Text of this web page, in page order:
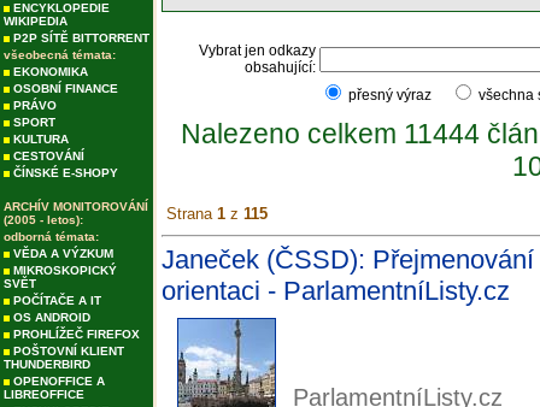
ENCYKLOPEDIE
WIKIPEDIA
P2P SÍTĚ BITTORRENT
všeobecná témata:
EKONOMIKA
OSOBNÍ FINANCE
PRÁVO
SPORT
KULTURA
CESTOVÁNÍ
ČÍNSKÉ E-SHOPY
ARCHÍV MONITOROVÁNÍ
(2005 - letos):
odborná témata:
VĚDA A VÝZKUM
MIKROSKOPICKÝ
SVĚT
POČÍTAČE A IT
OS ANDROID
PROHLÍŽEČ FIREFOX
POŠTOVNÍ KLIENT
THUNDERBIRD
OPENOFFICE A
LIBREOFFICE
Vybrat jen odkazy
obsahující:
přesný výraz
Nalezeno celkem 11444
Strana 1 z 115
Janeček (ČSSD):
orientaci - ParlamentníListy.cz
ParlamentníListy.cz